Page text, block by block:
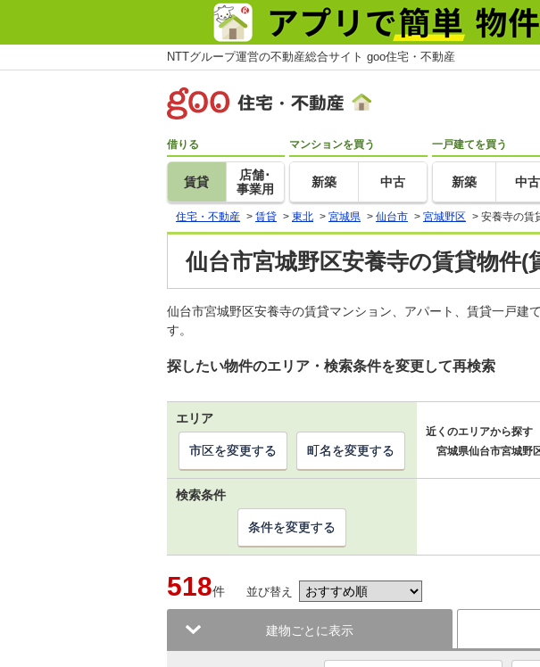
NTTグループ運営の不動産総合サイト goo住宅・不動産
借りる
賃貸
店舗･
事業用
マンションを買う
新築 中古
一戸建てを買う
新築 中古
住宅・不動産 > 賃貸 > 東北 > 宮城県 > 仙台市 > 宮城野区 > 安養寺の賃
仙台市宮城野区安養寺の賃貸物件
仙台市宮城野区安養寺の賃貸マンション、アパート、賃貸一戸建
す。
探したい物件のエリア・検索条件を変更して再検索
エリア
近くのエリアから探す
宮城県仙台市宮城野
市区を変更する 町名を変更する
検索条件
条件を変更する
518件 並び替え
建物ごとに表示